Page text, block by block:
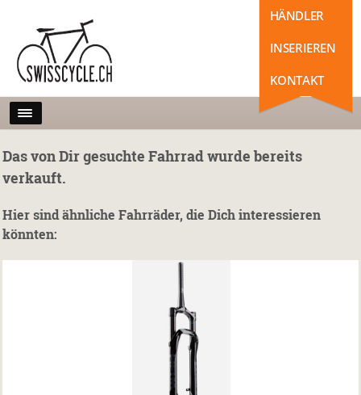
HÄNDLER
INSERIEREN
KONTAKT
Das von Dir gesuchte Fahrrad wurde bereits
verkauft.
Hier sind ähnliche Fahrräder, die Dich interessieren
könnten: